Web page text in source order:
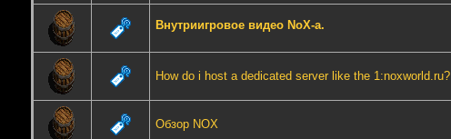
Внутриигровое видео NoX-а.
How do i host a dedicated server like the 1:noxworld.ru?
Обзор NOX